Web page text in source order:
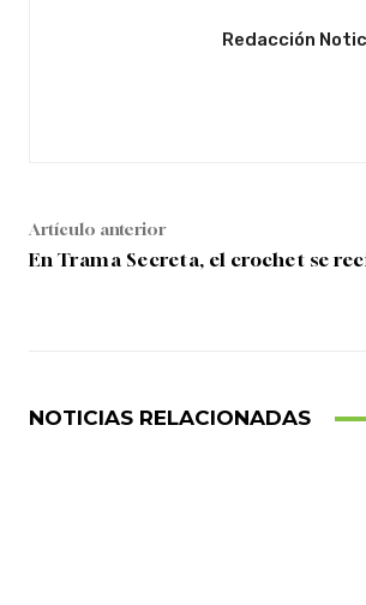
Redacción
Artículo anterior
En Trama Secreta, el crochet se
NOTICIAS RELACIONADAS